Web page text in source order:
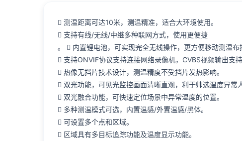
 测温距离可达10米，测温精准，适合大环境使用。
 支持有线/无线/中继多种联网方式，使用更便捷
。  内置锂电池，可实现完全无线操作，更方便移动测温布
 支持ONVIF协议支持连接网络录像机，CVBS视频输出支
 热像无挡片技术设计，测温精度不受挡片发热影响。
 双光功能，可见光监控画面清晰直观，利于帅选温度异常
 双光融合功能，可快速定位场景中异常温度的位置。
 多种测温模式可选，内置温感/外置温感/黑体。
 可设置多个点和区域。
 区域具有多目标追踪功能及温度显示功能。